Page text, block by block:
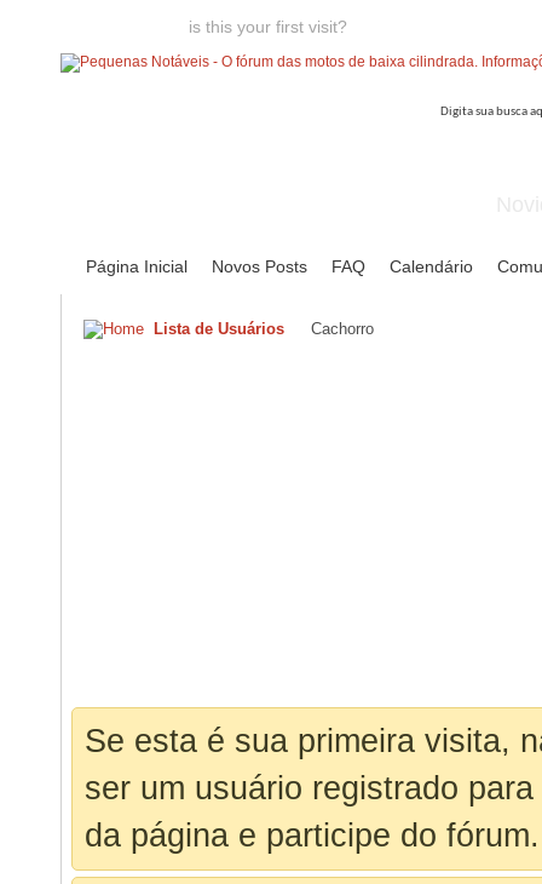
is this your first visit?
Página Inicial Novos Posts FAQ Calendário
Lista de Usuários Cachorro
Se esta é sua primeira visita,
ser um usuário registrado
da página e participe do fórum.